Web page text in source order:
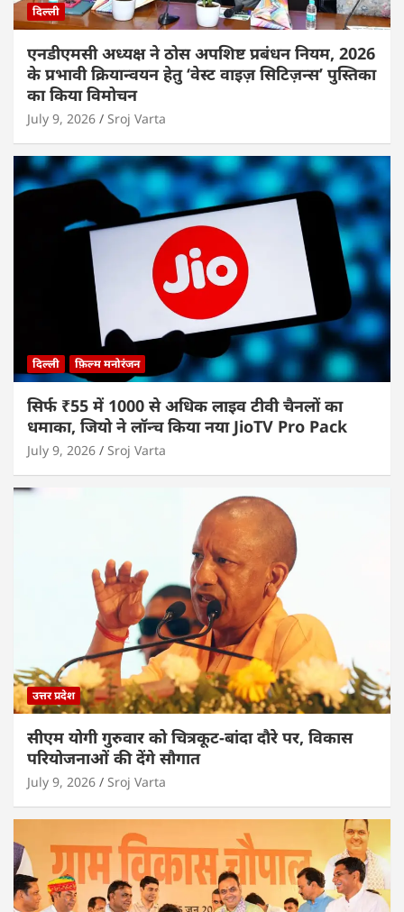
दिल्ली
एनडीएमसी अध्यक्ष ने ठोस अपशिष्ट प्रबंधन नियम, 2026
के प्रभावी क्रियान्वयन हेतु ‘वेस्ट वाइज़ सिटिज़न्स’ पुस्तिका
का किया विमोचन
July 9, 2026 Sroj Varta
दिल्ली फ़िल्म मनोरंजन
सिर्फ ₹55 में 1000 से अधिक लाइव टीवी चैनलों का
धमाका, जियो ने लॉन्च किया नया JioTV Pro Pack
July 9, 2026 Sroj Varta
उत्तर प्रदेश
सीएम योगी गुरुवार को चित्रकूट-बांदा दौरे पर, विकास
परियोजनाओं की देंगे सौगात
July 9, 2026 Sroj Varta